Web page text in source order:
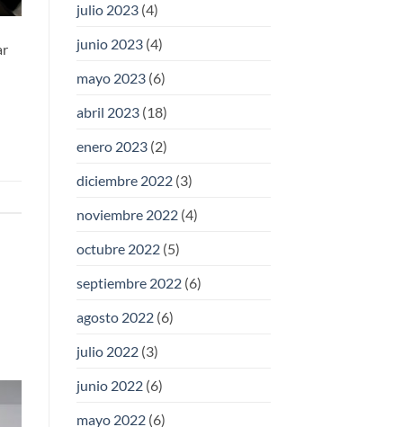
julio 2023(4)
junio 2023(4)
mayo 2023(6)
abril 2023(18)
enero 2023(2)
diciembre 2022(3)
noviembre 2022(4)
octubre 2022(5)
septiembre 2022(6)
agosto 2022(6)
julio 2022(3)
junio 2022(6)
mayo 2022(6)